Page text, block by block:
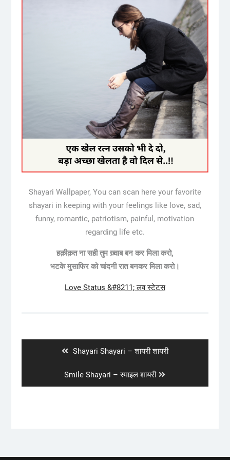
Shayari Wallpaper, You can scan here your favorite
shayari in keeping with your feelings like love, sad,
funny, romantic, patriotism, painful, motivation
regarding life etc.
हक़ीक़त ना सही तुम ख़्वाब बन कर मिला करो,
भटके मुसाफिर को चांदनी रात बनकर मिला करो।
Love Status &#8211; लव स्टेटस
Previous
Shayari Shayari – शायरी शायरी
Next
post:
Smile Shayari – स्माइल शायरी